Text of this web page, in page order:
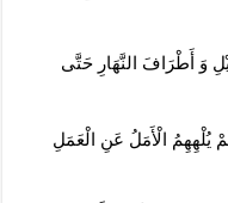
وَ أَطْرَافَ النَّهَارِ حَتَّى
يُلْهِهِمُ الْأَمَلُ عَنِ الْعَمَلِ